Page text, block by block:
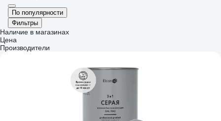
По популярности
Фильтры
Наличие в магазинах
Цена
Производители